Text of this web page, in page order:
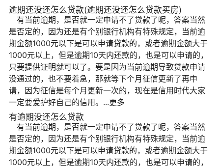
逾期还没还怎么贷款(逾期还没还怎么贷款买房)
有当前逾期，是否就一定申请不了贷款了呢，答案当然
是否定的，因为还是有个别银行机构有特殊规定，当前逾
期金额1000元以下是可以申请贷款的，或者逾期金额大于
1000元以上，但是逾期10天内还款的，也是可以申请的，
只要提供证明就可以了。要是因为当前逾期导致贷款申请
没通过的，也不要着急，那就等下个月征信更新了再申
请，因为征信是每个月更新一次的，现在是信用时代大家
一定要爱护好自己的信用。...更多
有逾期没还怎么贷款
有当前逾期，是否就一定申请不了贷款了呢，答案当然
是否定的，因为还是有个别银行机构有特殊规定，当前逾
期金额1000元以下是可以申请贷款的，或者逾期金额大于
1000元以上，但是逾期10天内还款的，也是可以申请的，